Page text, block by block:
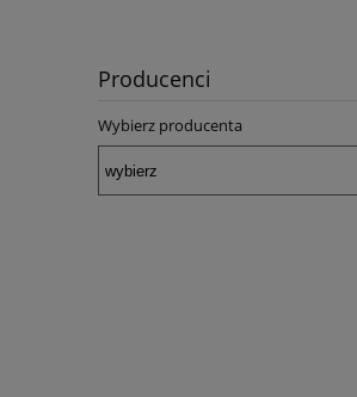
Producenci
Wybierz producenta